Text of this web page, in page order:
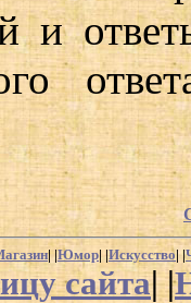
и
| |Юмор Искусство | |
сайта| |